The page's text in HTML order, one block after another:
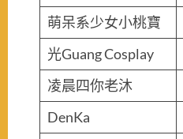
萌呆系少女小桃寶
光Guang Cosplay
凌晨四你老沐
DenKa